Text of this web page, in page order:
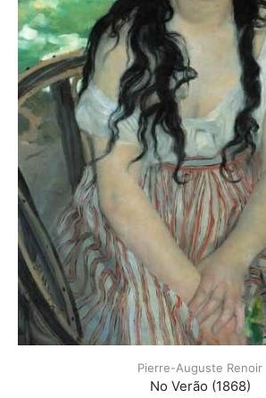
Pierre-Auguste Renoir
No Verão (1868)